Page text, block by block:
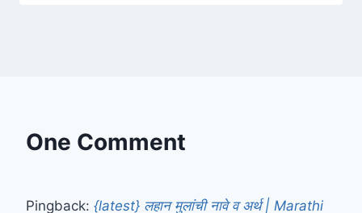
One Comment
Pingback: {latest} लहान मुलांची नावे व अर्थ | Marathi